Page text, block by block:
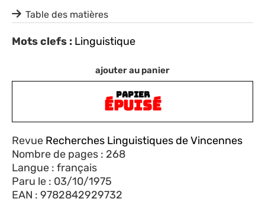
ajouter au panier
PAPIER
ÉPUISÉ
Revue Recherches Linguistiques de Vincennes
Nombre de pages : 268
Langue : français
Paru le : 03/10/1975
EAN : 9782842929732
Table des matières
Mots clefs : Linguistique